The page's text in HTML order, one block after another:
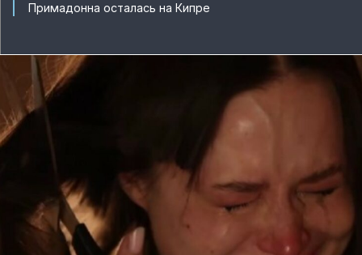
Примадонна осталась на Кипре